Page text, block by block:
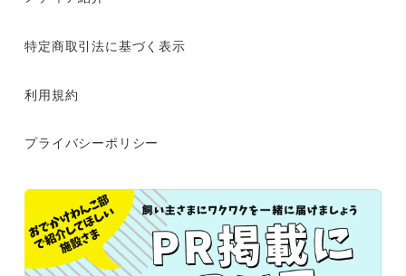
特定商取引法に基づく表示
利用規約
プライバシーポリシー